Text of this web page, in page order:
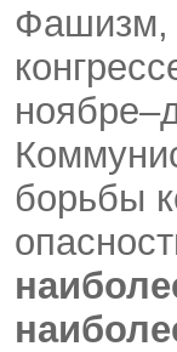
Фашизм,
борьбы